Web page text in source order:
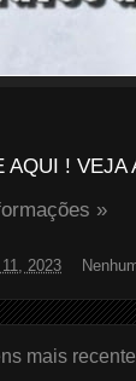
AQUI ! VEJA
»
2023
mais